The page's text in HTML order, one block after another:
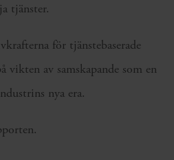
tjänster.
för tjänstebaserade
vikten av samskapande som en
nya era.